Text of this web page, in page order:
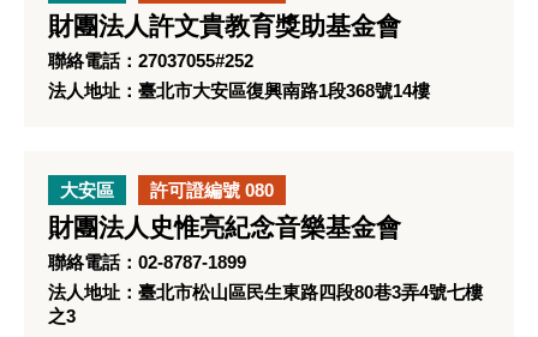
財團法人許文貴教育獎助基金會
聯絡電話：27037055#252
法人地址：臺北市大安區復興南路1段368號14樓
大安區 許可證編號 080
財團法人史惟亮紀念音樂基金會
聯絡電話：02-8787-1899
法人地址：臺北市松山區民生東路四段80巷3弄4號七樓
之3